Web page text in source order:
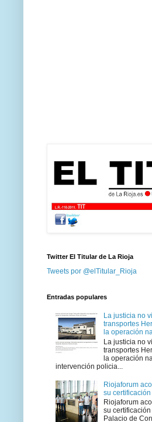
Twitter El Titular de La Rioja
Tweets por @elTitular_Rioja
Entradas populares
La justicia no
transportes
la operación
La justicia no
transportes
la operación
intervención policia...
Riojaforum
su
Riojaforum
su
Palacio de